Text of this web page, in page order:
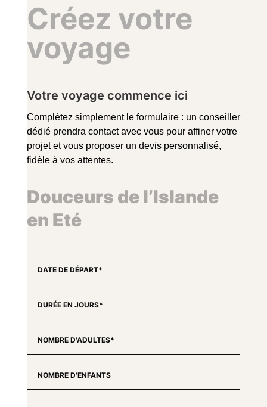
Créez votre
voyage
Votre voyage commence ici
Complétez simplement le formulaire : un conseiller
dédié prendra contact avec vous pour affiner votre
projet et vous proposer un devis personnalisé,
fidèle à vos attentes.
Douceurs de l’Islande
en Eté